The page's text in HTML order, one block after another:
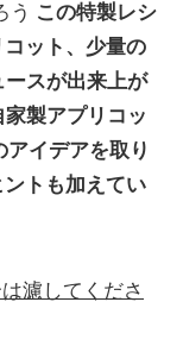
う この特製レシ
ット、少量の
スが出来上が
製アプリコッ
アイデアを取り
トも加えてい
濾してくださ